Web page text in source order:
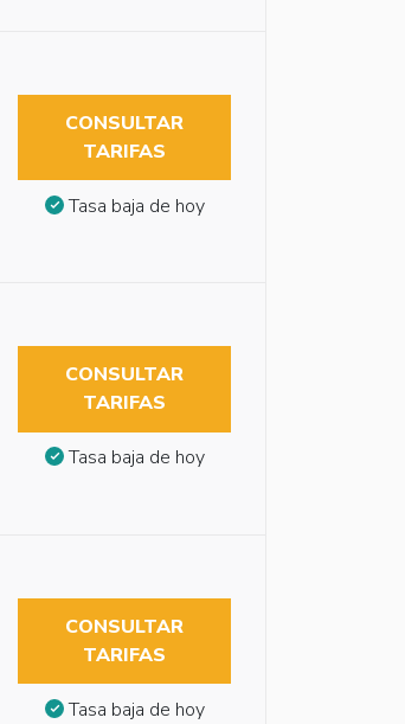
CONSULTAR
TARIFAS
Tasa baja de hoy
CONSULTAR
TARIFAS
Tasa baja de hoy
CONSULTAR
TARIFAS
Tasa baja de hoy